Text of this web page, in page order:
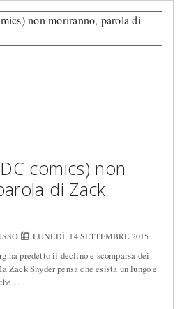
comics) non
di Zack
LUNEDÌ, 14 SETTEMBRE 2015
ha predetto il declino e scomparsa dei
Zack Snyder pensa che esista un lungo e